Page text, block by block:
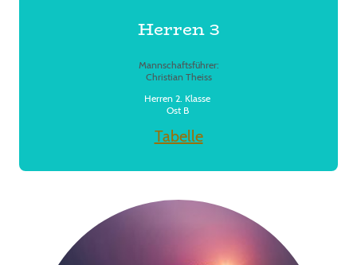
Herren 3
Mannschaftsführer:
Christian Theiss
Herren 2. Klasse
Ost B
Tabelle